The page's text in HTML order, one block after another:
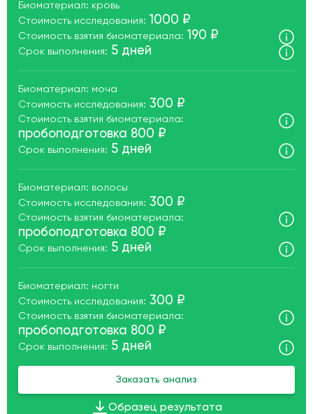
Биоматериал: кровь
Стоимость исследования: 1000 ₽
Стоимость взятия биоматериала: 190 ₽
Срок выполнения: 5 дней
Биоматериал: моча
Стоимость исследования: 300 ₽
Стоимость взятия биоматериала:
пробоподготовка 800 ₽
Срок выполнения: 5 дней
Биоматериал: волосы
Стоимость исследования: 300 ₽
Стоимость взятия биоматериала:
пробоподготовка 800 ₽
Срок выполнения: 5 дней
Биоматериал: ногти
Стоимость исследования: 300 ₽
Стоимость взятия биоматериала:
пробоподготовка 800 ₽
Срок выполнения: 5 дней
Заказать анализ
Образец результата